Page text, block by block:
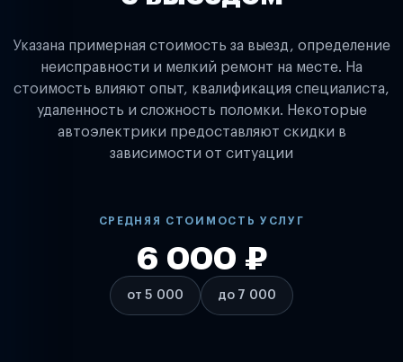
Указана примерная стоимость за выезд, определение
неисправности и мелкий ремонт на месте. На
стоимость влияют опыт, квалификация специалиста,
удаленность и сложность поломки. Некоторые
автоэлектрики предоставляют скидки в
зависимости от ситуации
СРЕДНЯЯ СТОИМОСТЬ УСЛУГ
от 5 000
6 000 ₽
до 7 000